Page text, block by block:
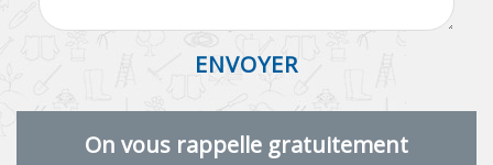
On vous rappelle gratuitement